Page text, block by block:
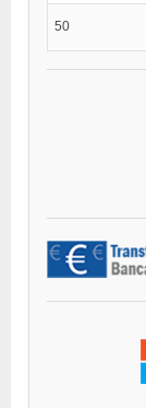
50